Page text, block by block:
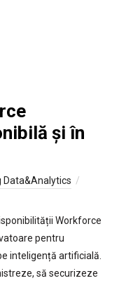
și în
Data&Analytics
Workforce
pentru
inteligență artificială.
să securizeze